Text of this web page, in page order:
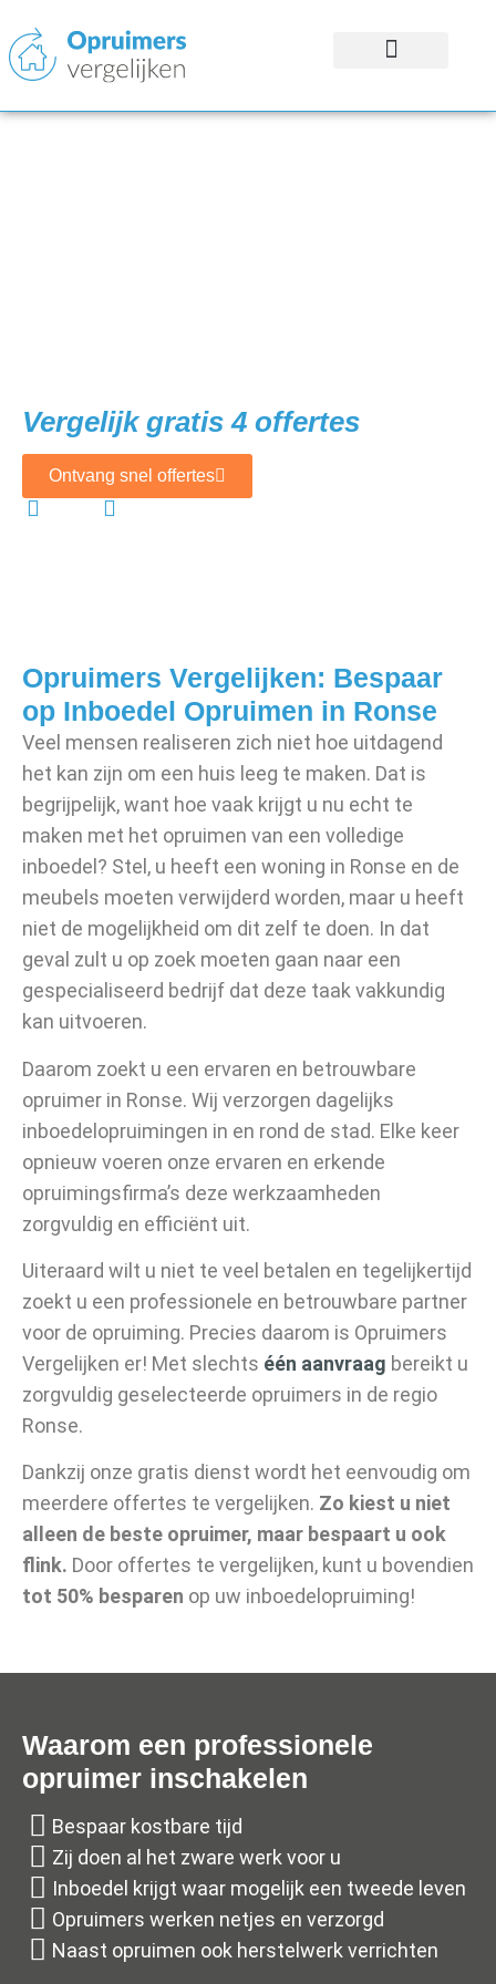
Vergelijk gratis 4 offertes
Ontvang snel offertes
Opruimers Vergelijken: Bespaar
op Inboedel Opruimen in Ronse
Veel mensen realiseren zich niet hoe uitdagend
het kan zijn om een huis leeg te maken. Dat is
begrijpelijk, want hoe vaak krijgt u nu echt te
maken met het opruimen van een volledige
inboedel? Stel, u heeft een woning in Ronse en de
meubels moeten verwijderd worden, maar u heeft
niet de mogelijkheid om dit zelf te doen. In dat
geval zult u op zoek moeten gaan naar een
gespecialiseerd bedrijf dat deze taak vakkundig
kan uitvoeren.
Daarom zoekt u een ervaren en betrouwbare
opruimer in Ronse. Wij verzorgen dagelijks
inboedelopruimingen in en rond de stad. Elke keer
opnieuw voeren onze ervaren en erkende
opruimingsfirma’s deze werkzaamheden
zorgvuldig en efficiënt uit.
Uiteraard wilt u niet te veel betalen en tegelijkertijd
zoekt u een professionele en betrouwbare partner
voor de opruiming. Precies daarom is Opruimers
Vergelijken er! Met slechts één aanvraag bereikt u
zorgvuldig geselecteerde opruimers in de regio
Ronse.
Dankzij onze gratis dienst wordt het eenvoudig om
meerdere offertes te vergelijken. Zo kiest u niet
alleen de beste opruimer, maar bespaart u ook
flink. Door offertes te vergelijken, kunt u bovendien
tot 50% besparen op uw inboedelopruiming!
Waarom een professionele
opruimer inschakelen
Bespaar kostbare tijd
Zij doen al het zware werk voor u
Inboedel krijgt waar mogelijk een tweede leven
Opruimers werken netjes en verzorgd
Naast opruimen ook herstelwerk verrichten